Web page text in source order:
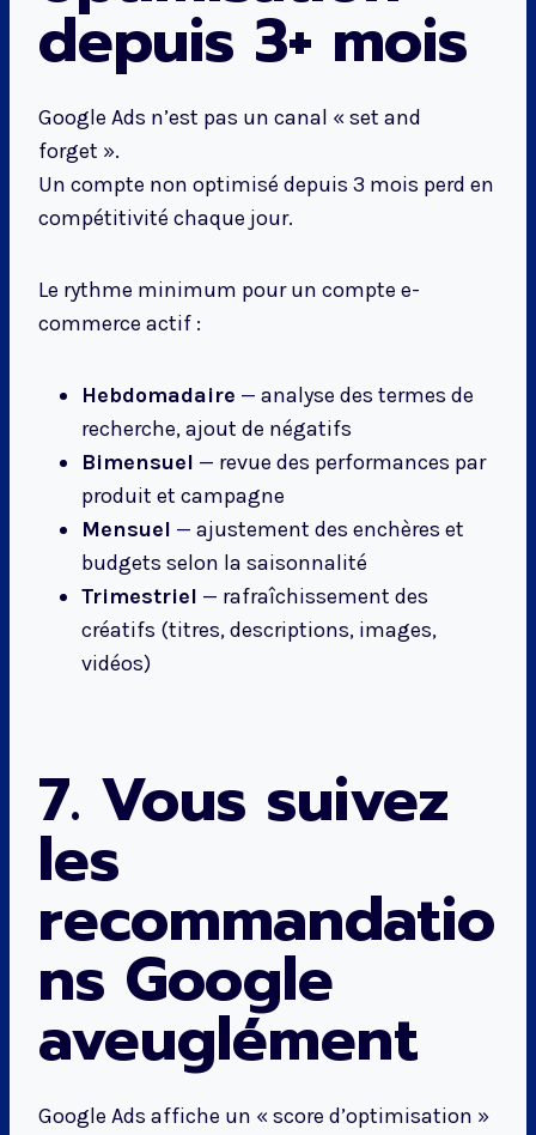
depuis 3+ mois
Google Ads n’est pas un canal « set and
forget ».
Un compte non optimisé depuis 3 mois perd en
compétitivité chaque jour.
Le rythme minimum pour un compte e-
commerce actif :
Hebdomadaire — analyse des termes de
recherche, ajout de négatifs
Bimensuel — revue des performances par
produit et campagne
Mensuel — ajustement des enchères et
budgets selon la saisonnalité
Trimestriel — rafraîchissement des
créatifs (titres, descriptions, images,
vidéos)
7. Vous suivez
les
recommandatio
ns Google
aveuglément
Google Ads affiche un « score d’optimisation »